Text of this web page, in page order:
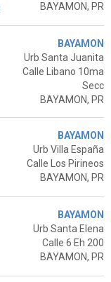
BAYAMON, PR
BAYAMON
Urb Santa Juanita
Calle Libano 10ma
Secc
BAYAMON, PR
BAYAMON
Urb Villa España
Calle Los Pirineos
BAYAMON, PR
BAYAMON
Urb Santa Elena
Calle 6 Eh 200
BAYAMON, PR